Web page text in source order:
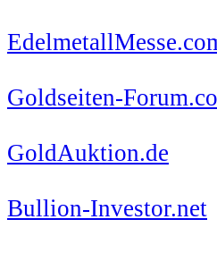
Goldseiten-
GoldAuktion.de
Bullion-Investor.net